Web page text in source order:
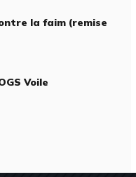
la faim (remise
Voile